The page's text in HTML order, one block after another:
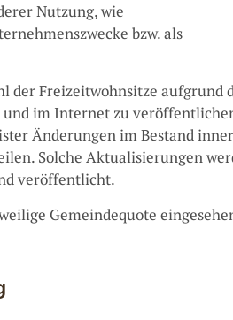
Nutzung, wie
bzw. als
der Freizeitwohnsitze aufgrund
im Internet zu
Änderungen im Bestand
Solche Aktualisierungen
veröffentlicht.
Gemeindequote